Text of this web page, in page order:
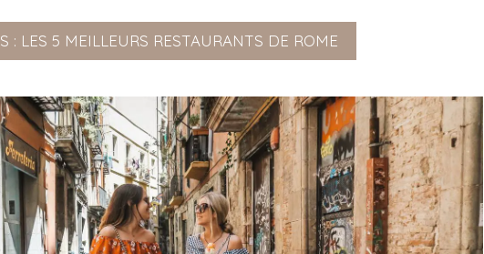
: LES 5 MEILLEURS RESTAURANTS DE ROME